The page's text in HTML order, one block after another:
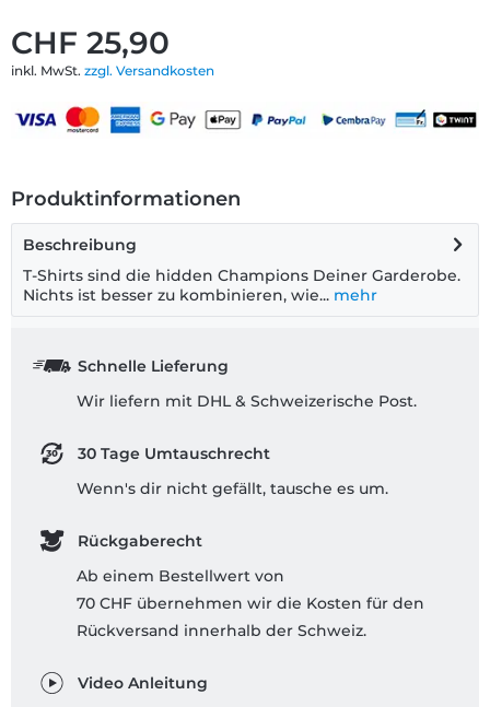
CHF 25,90
inkl. MwSt. zzgl. Versandkosten
Produktinformationen
Beschreibung
T-Shirts sind die hidden Champions Deiner Garderobe.
Nichts ist besser zu kombinieren, wie... mehr
Schnelle Lieferung
Wir liefern mit DHL & Schweizerische Post.
30 Tage Umtauschrecht
Wenn's dir nicht gefällt, tausche es um.
Rückgaberecht
Ab einem Bestellwert von
70 CHF übernehmen wir die Kosten für den
Rückversand innerhalb der Schweiz.
Video Anleitung